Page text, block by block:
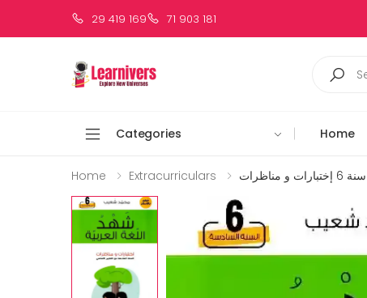
29 419 169 71 903 181
Categories Home
Home Extracurriculars